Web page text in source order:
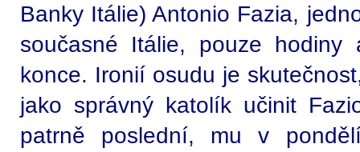
Banky Itálie) Antonio Fazia,
současné Itálie, pouze
konce. Ironií osudu je
jako správný katolík učinit
patrně poslední, mu v